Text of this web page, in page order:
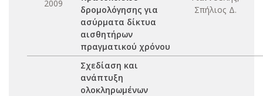
2009
δρομολόγησης για
ασύρματα δίκτυα
αισθητήρων
πραγματικού χρόνου
Σπήλιος Δ.
Σχεδίαση και
ανάπτυξη
ολοκληρωμένων